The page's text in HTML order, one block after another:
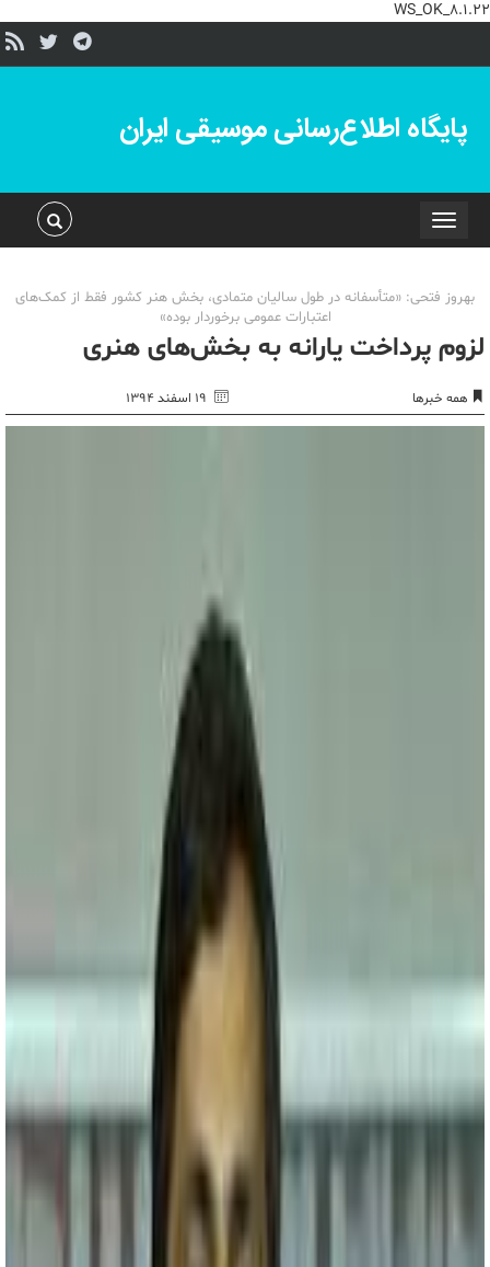
WS_OK_8.1.22
پایگاه اطلاع‌رسانی موسیقی ایران
Toggle
navigation
بهروز فتحی: «متأسفانه در طول سالیان متمادی، بخش هنر کشور فقط از کمک‌های
اعتبارات عمومی برخوردار بوده»
لزوم پرداخت یارانه به بخش‌های هنری
همه خبرها ۱۹ اسفند ۱۳۹۴